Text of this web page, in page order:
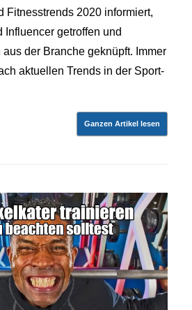
Fitnesstrends 2020 informiert,
Influencer getroffen und
der Branche geknüpft. Immer
aktuellen Trends in der Sport-
Ganzen Artikel lesen